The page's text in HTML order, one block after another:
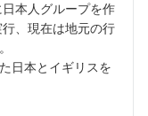
本人グループを作
、現在は地元の行
日本とイギリスを